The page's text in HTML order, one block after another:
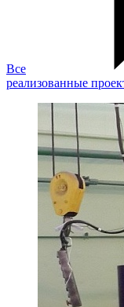
Все
реализованные